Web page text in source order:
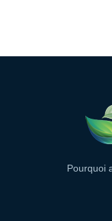
Pourquoi